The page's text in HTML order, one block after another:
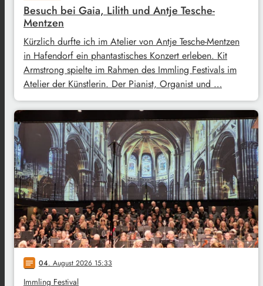
Besuch bei Gaia, Lilith und Antje Tesche-
Mentzen
Kürzlich durfte ich im Atelier von Antje Tesche-Mentzen
in Hafendorf ein phantastisches Konzert erleben. Kit
Armstrong spielte im Rahmen des Immling Festivals im
Atelier der Künstlerin. Der Pianist, Organist und …
notes 04. August 2026 15:33
Immling Festival